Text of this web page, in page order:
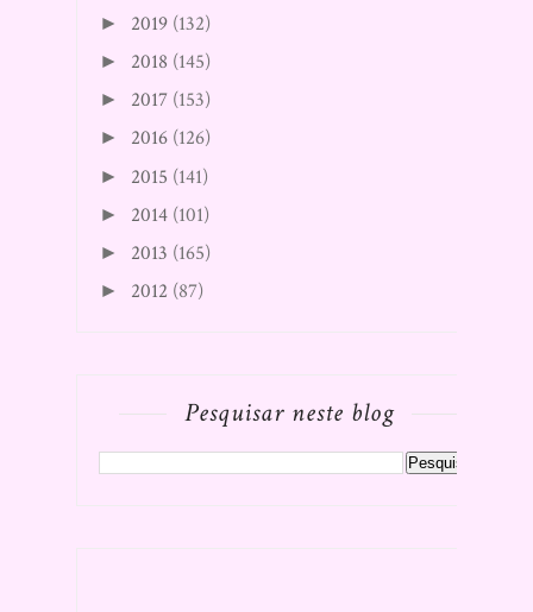
► 2019 (132)
► 2018 (145)
► 2017 (153)
► 2016 (126)
► 2015 (141)
► 2014 (101)
► 2013 (165)
► 2012 (87)
Pesquisar neste blog